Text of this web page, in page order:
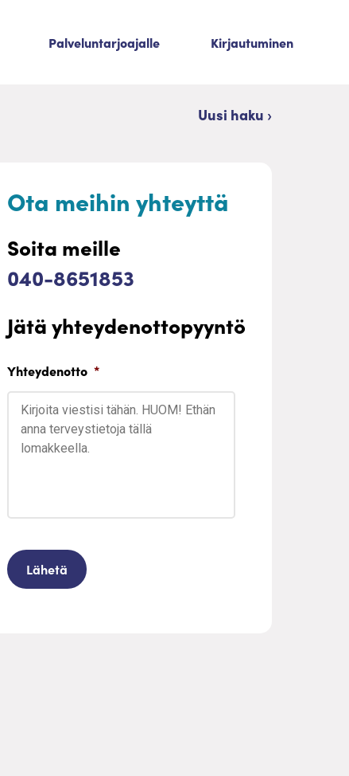
Palveluntarjoajalle Kirjautuminen
Uusi haku ›
Ota meihin yhteyttä
Soita meille
040-8651853
Jätä yhteydenottopyyntö
Yhteydenotto *